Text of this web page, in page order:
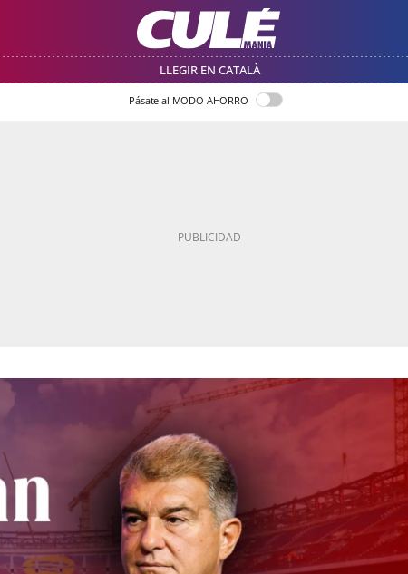
LLEGIR EN CATALÀ
Pásate al MODO AHORRO